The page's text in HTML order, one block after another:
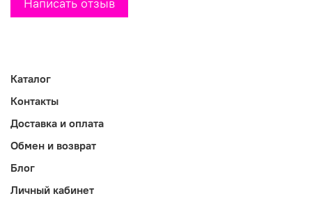
Написать отзыв
Каталог
Контакты
Доставка и оплата
Обмен и возврат
Блог
Личный кабинет